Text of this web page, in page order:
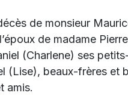
de monsieur
de madame
(Charlene) ses
(Lise), beaux-frères et
amis.